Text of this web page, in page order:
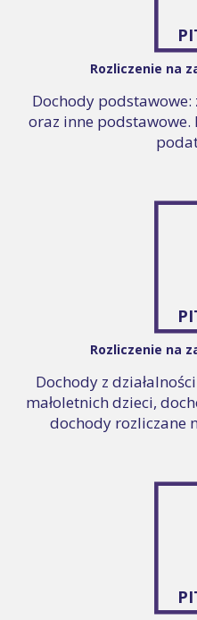
Rozliczenie na
Dochody podstawowe:
oraz inne podstawowe.
Rozliczenie na
Dochody z
małoletnich dzieci,
dochody rozliczane